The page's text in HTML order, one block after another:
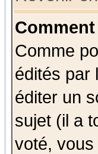
Comme
édités par
éditer un
sujet (il a
voté,